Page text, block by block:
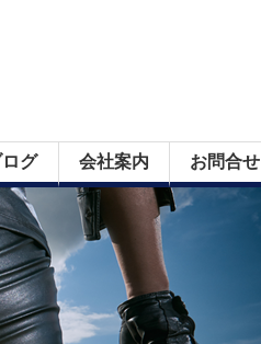
グ 会社案内 お問合せ